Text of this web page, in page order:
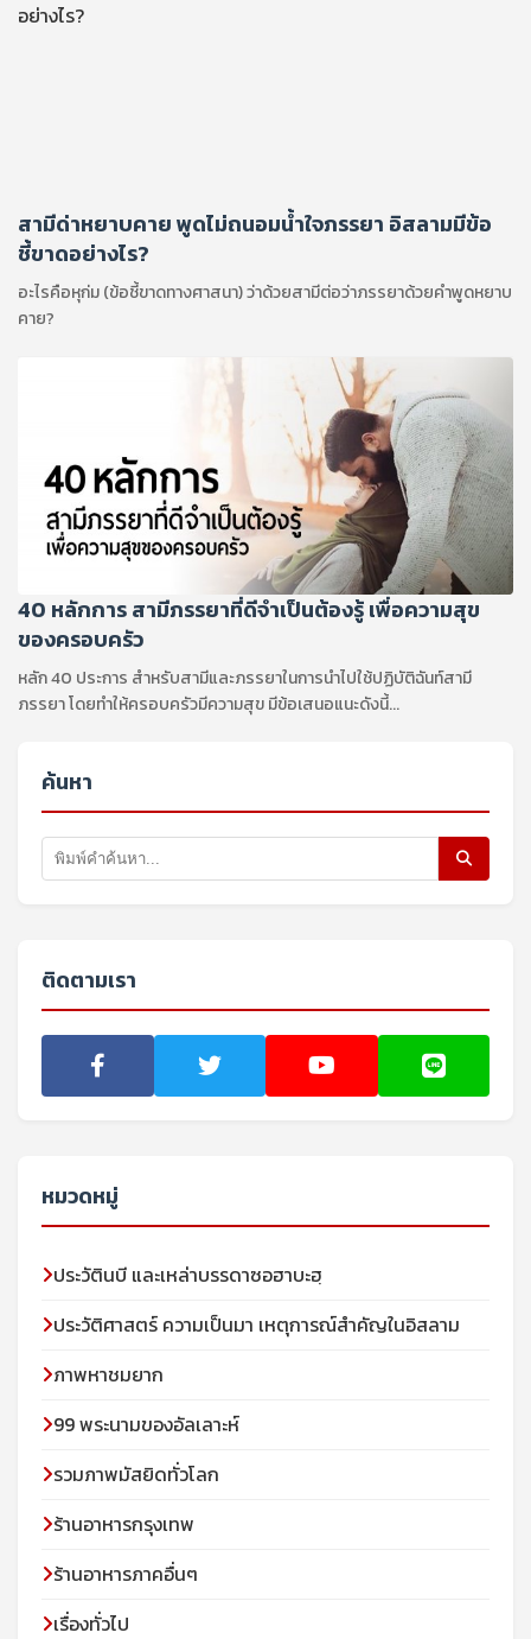
สามีด่าหยาบคาย พูดไม่ถนอมน้ำใจภรรยา อิสลามมีข้อ
ชี้ขาดอย่างไร?
อะไรคือหุก่ม (ข้อชี้ขาดทางศาสนา) ว่าด้วยสามีต่อว่าภรรยาด้วยคำพูดหยาบ
คาย?
40 หลักการ สามีภรรยาที่ดีจำเป็นต้องรู้ เพื่อความสุข
ของครอบครัว
หลัก 40 ประการ สำหรับสามีและภรรยาในการนำไปใช้ปฏิบัติฉันท์สามี
ภรรยา โดยทำให้ครอบครัวมีความสุข มีข้อเสนอแนะดังนี้...
ค้นหา
ติดตามเรา
หมวดหมู่
ประวัตินบี และเหล่าบรรดาซอฮาบะฮฺ
ประวัติศาสตร์ ความเป็นมา เหตุการณ์สำคัญในอิสลาม
ภาพหาชมยาก
99 พระนามของอัลเลาะห์
รวมภาพมัสยิดทั่วโลก
ร้านอาหารกรุงเทพ
ร้านอาหารภาคอื่นๆ
เรื่องทั่วไป